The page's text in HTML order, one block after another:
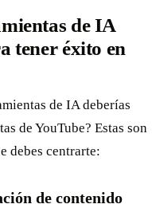
de IA
tener éxito en
de IA deberías
de YouTube? Estas son
debes centrarte:
de contenido